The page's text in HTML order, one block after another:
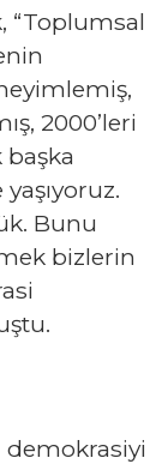
“Toplumsal
2000’leri
başka
Bunu
bizlerin
demokrasiyi